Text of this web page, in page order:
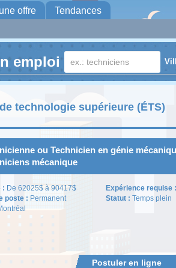
offre Tendances
emploi
technologie supérieure (ÉTS)
ou Technicien en génie
mécanique
: De 62025$ à 90417$
poste : Permanent
Expérience requise :
Statut : Temps plein
Postuler en ligne